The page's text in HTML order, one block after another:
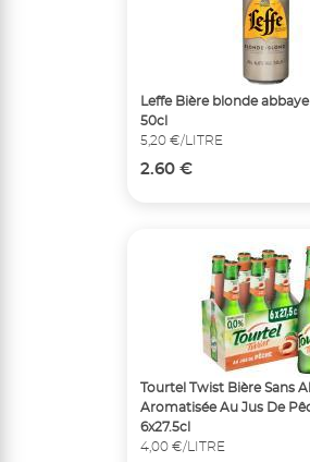
Leffe Bière blonde
50cl
5,20 €/LITRE
2.60 €
Tourtel Twist Bière Sans
Aromatisée Au Jus De
6x27.5cl
4,00 €/LITRE